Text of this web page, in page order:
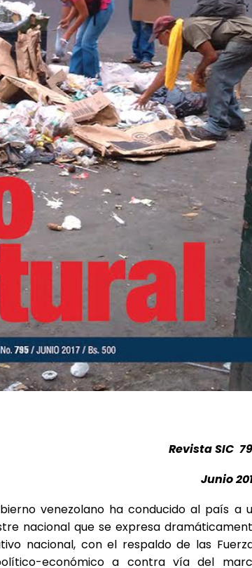
Revista SIC
Junio
venezolano ha conducido al país a
nacional que se expresa
nacional, con el respaldo de las
económico a contra vía del